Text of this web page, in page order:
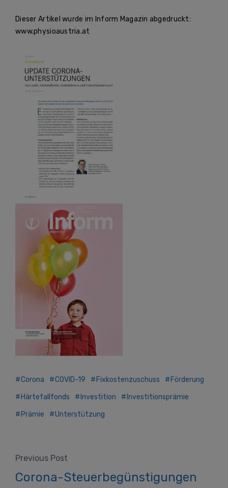
Dieser Artikel wurde im Inform Magazin abgedruckt:
www.physioaustria.at
Corona COVID-19 Fixkostenzuschuss
Förderung
Härtefallfonds
Investition
Investitionsprämie
Prämie
Unterstützung
Previous Post
Corona-Steuerbegünstigungen